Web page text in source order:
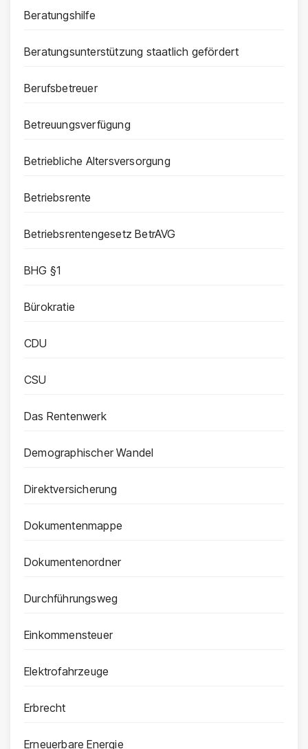
Beratungshilfe
Beratungsunterstützung staatlich gefördert
Berufsbetreuer
Betreuungsverfügung
Betriebliche Altersversorgung
Betriebsrente
Betriebsrentengesetz BetrAVG
BHG §1
Bürokratie
CDU
CSU
Das Rentenwerk
Demographischer Wandel
Direktversicherung
Dokumentenmappe
Dokumentenordner
Durchführungsweg
Einkommensteuer
Elektrofahrzeuge
Erbrecht
Erneuerbare Energie